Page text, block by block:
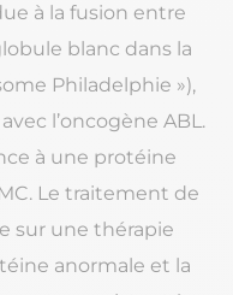
à la fusion entre
blanc dans la
Philadelphie »),
l’oncogène ABL.
à une protéine
Le traitement de
sur une thérapie
anormale et la